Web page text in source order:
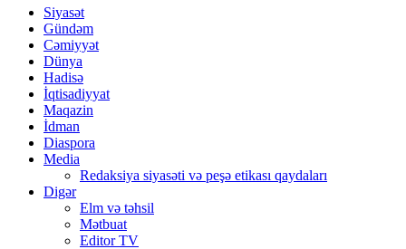
Siyasət
Gündəm
Cəmiyyət
Dünya
Hadisə
İqtisadiyyat
Maqazin
İdman
Diaspora
Media
Redaksiya siyasəti və peşə etikası qaydaları
Digər
Elm və təhsil
Mətbuat
Editor TV